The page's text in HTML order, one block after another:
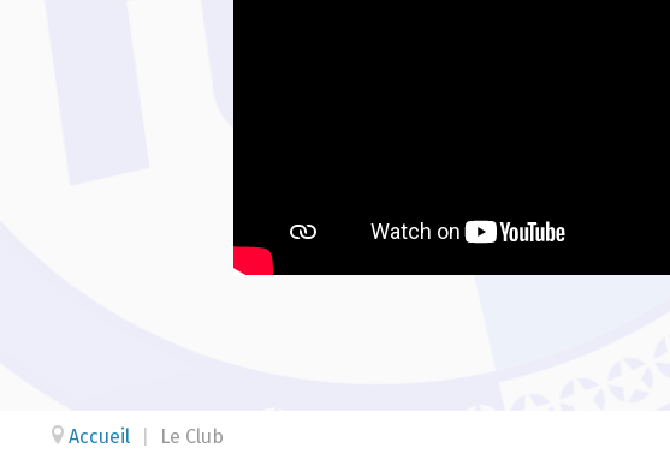
Accueil Le Club